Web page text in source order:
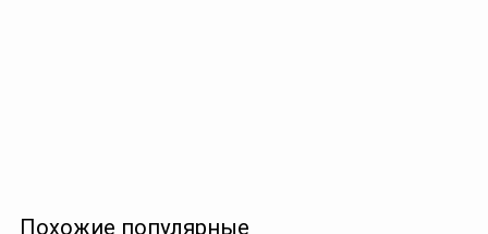
Похожие популярные